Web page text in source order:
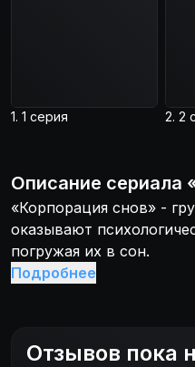
1. 1 серия 2. 2
Описание сериала
«Корпорация снов» -
оказывают
погружая их в сон.
Подробнее
Отзывов пока